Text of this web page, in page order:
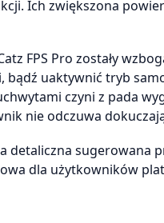
Ich zwiększona
FPS Pro zostały
uaktywnić tryb
czyni z pada
nie odczuwa
sugerowana
dla użytkowników